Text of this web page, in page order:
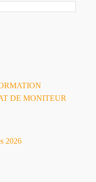
DE MONITEUR
2026